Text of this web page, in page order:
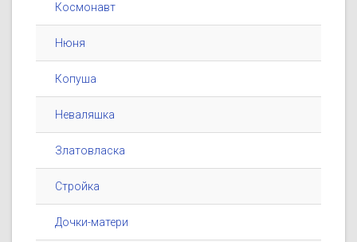
Космонавт
Нюня
Копуша
Неваляшка
Златовласка
Стройка
Дочки-матери